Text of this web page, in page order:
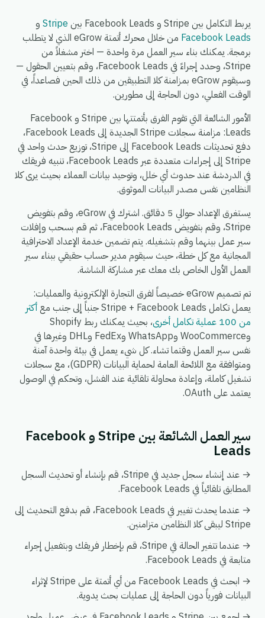
يربط التكامل بين Stripe و Facebook Leads بين Stripe و
Facebook Leads
من خلال محرك أتمتة eGrow الذي لا يتطلب
برمجة. يمكنك بناء سير العمل مرة واحدة — اختر مشغلاً من
Stripe، وحدد إجراءً في Facebook Leads، وقم بتعيين الحقول —
وسيقوم eGrow بمزامنة كلا التطبيقين من ذلك الحين فصاعداً، في
الوقت الفعلي، دون الحاجة إلى مطورين.
الأمور الشائعة التي تقوم الفرق بأتمتتها بين Stripe و Facebook
Leads: مزامنة سجلات Stripe الجديدة إلى Facebook Leads،
دفع تحديثات Facebook Leads إلى Stripe، توزيع حدث واحد في
Stripe إلى إجراءات متعددة عبر Facebook Leads، تنبيه فريقك
في الدردشة عند حدوث أي خلل، وتوحيد بيانات العملاء بحيث يرى كلا
النظامين نفس مصدر البيانات الموثوق.
يستغرق الإعداد حوالي 5 دقائق. اشترك في eGrow، وقم بتفويض
Stripe، وقم بتفويض Facebook Leads، ثم قم بسحب وإفلات
سير عمل بينهما وقم بتشغيله. يتم تضمين خدمة الإعداد الاحترافية
المجانية مع كل خطة، حيث سيقوم مدير حساب حقيقي ببناء سير
العمل الأول الخاص بك معك عبر مشاركة الشاشة.
تم تصميم eGrow خصيصاً لفرق التجارة الإلكترونية والعمليات:
يعمل تكامل Stripe + Facebook Leads جنباً إلى جنب مع
أكثر
من 100 عملية تكامل أخرى
، بحيث يمكنك ربط Shopify
وWooCommerce وWhatsApp وFedEx وDHL وغيرها في
نفس سير العمل وقتما تشاء. كل شيء يعمل في بيئة واحدة آمنة
ومتوافقة مع اللائحة العامة لحماية البيانات (GDPR)، مع سجلات
تشغيل كاملة، وإعادة محاولة تلقائية عند الفشل، وتحكم في الوصول
يعتمد على OAuth.
سير العمل الشائعة بين Stripe و Facebook
Leads
→ عند إنشاء سجل جديد في Stripe، قم بإنشاء أو تحديث السجل
المطابق تلقائياً في Facebook Leads.
→ عندما يحدث تغيير في Facebook Leads، قم بدفع التحديث إلى
Stripe ليبقى كلا النظامين متزامنين.
→ عندما تتغير الحالة في Stripe، قم بإخطار فريقك وبتفعيل إجراء
متابعة في Facebook Leads.
→ ابحث في Facebook Leads من أي أتمتة على Stripe لإثراء
البيانات فورياً دون الحاجة إلى عمليات بحث يدوية.